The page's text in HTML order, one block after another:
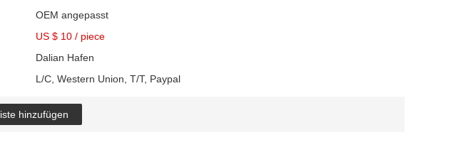
OEM angepasst
US $ 10 / piece
Dalian Hafen
L/C, Western Union, T/T, Paypal
hinzufügen